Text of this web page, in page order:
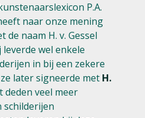
P.A.
naar onze mening
naam H. v. Gessel
wel enkele
in bij een zekere
later signeerde met H.
deden veel meer
schilderijen